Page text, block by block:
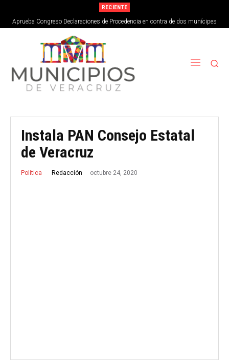
RECIENTE
Aprueba Congreso Declaraciones de Procedencia en contra de dos munícipes
Instala PAN Consejo Estatal
de Veracruz
Politica Redacción octubre 24, 2020